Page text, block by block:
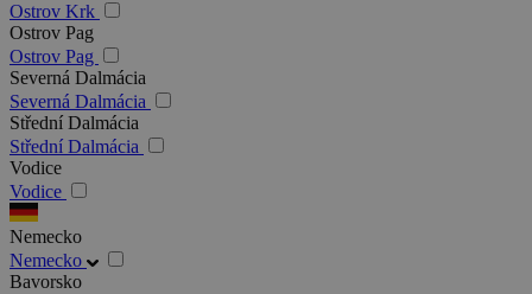
Ostrov Krk
Ostrov Pag
Ostrov Pag
Severná Dalmácia
Severná Dalmácia
Střední Dalmácia
Střední Dalmácia
Vodice
Vodice
Nemecko
Nemecko
Bavorsko